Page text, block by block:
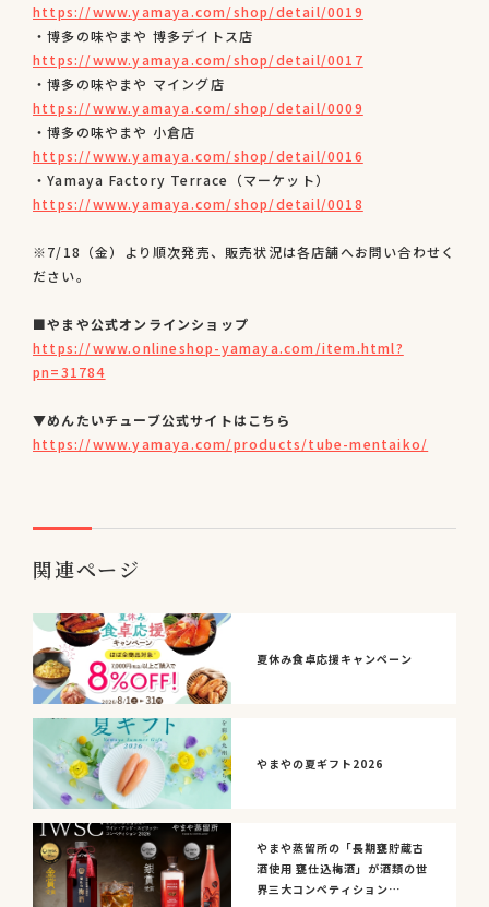
https://www.yamaya.com/shop/detail/0019
・博多の味やまや 博多デイトス店
https://www.yamaya.com/shop/detail/0017
・博多の味やまや マイング店
https://www.yamaya.com/shop/detail/0009
・博多の味やまや 小倉店
https://www.yamaya.com/shop/detail/0016
・Yamaya Factory Terrace（マーケット）
https://www.yamaya.com/shop/detail/0018
※7/18（金）より順次発売、販売状況は各店舗へお問い合わせく
ださい。
■やまや公式オンラインショップ
https://www.onlineshop-yamaya.com/item.html?
pn=31784
▼めんたいチューブ公式サイトはこちら
https://www.yamaya.com/products/tube-mentaiko/
関連ページ
夏休み食卓応援キャンペーン
やまやの夏ギフト2026
やまや蒸留所の「長期甕貯蔵古
酒使用 甕仕込梅酒」が酒類の世
界三大コンペティション